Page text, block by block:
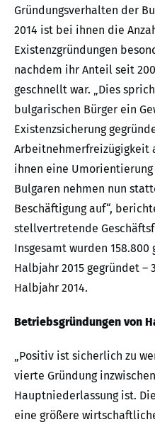
Gründungsverhalten der
2014 ist bei ihnen die
Existenzgründungen
nachdem ihr Anteil seit
geschnellt war. „Dies
bulgarischen Bürger ein
Existenzsicherung
Arbeitnehmerfreizügigkeit
ihnen eine
Bulgaren nehmen nun
Beschäftigung auf“,
stellvertretende
Insgesamt wurden
Halbjahr 2015 gegründet –
Halbjahr 2014.
Betriebsgründungen von
„Positiv ist sicherlich zu
vierte Gründung
Hauptniederlassung ist.
eine größere